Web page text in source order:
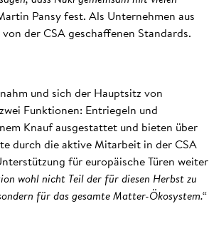
Pansy fest. Als Unternehmen aus
der CSA geschaffenen Standards.
und sich der Hauptsitz von
Funktionen: Entriegeln und
Knauf ausgestattet und bieten über
durch die aktive Mitarbeit in der CSA
für europäische Türen weiter
wohl nicht Teil der für diesen Herbst zu
für das gesamte Matter-Ökosystem.“